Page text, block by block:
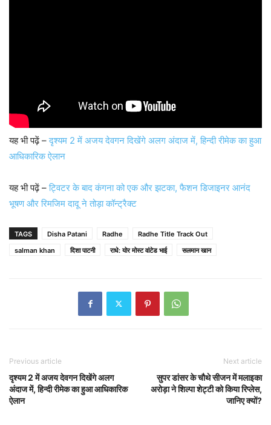
यह भी पढ़ें –दृश्यम 2 में अजय देवगन दिखेंगे अलग अंदाज में, हिन्दी रीमेक का हुआ
आधिकारिक ऐलान
यह भी पढ़ें –ट्विटर के बाद कंगना को एक और झटका, फैशन डिजाइनर आनंद
भूषण और रिमजिम दादू ने तोड़ा कॉन्ट्रैक्ट
TAGS Disha Patani Radhe
Radhe Title Track Out
salman khan
दिशा पाटनी राधे: योर मोस्ट वांटेड भाई सलमान खान
Previous article
दृश्यम 2 में अजय देवगन दिखेंगे अलग
अंदाज में, हिन्दी रीमेक का हुआ आधिकारिक
ऐलान
Next article
सुपर डांसर के चौथे सीजन में मलाइका
अरोड़ा ने शिल्पा शेट्टी को किया रिप्लेस,
जानिए क्यों?